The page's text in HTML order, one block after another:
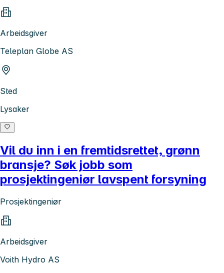
Arbeidsgiver
Teleplan Globe AS
Sted
Lysaker
Vil du inn i en fremtidsrettet, grønn
bransje? Søk jobb som
prosjektingeniør lavspent forsyning
Prosjektingeniør
Arbeidsgiver
Voith Hydro AS